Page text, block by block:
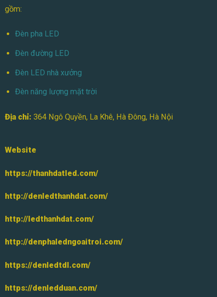
gồm:
Đèn pha LED
Đèn đường LED
Đèn LED nhà xưởng
Đèn năng lượng mặt trời
Địa chỉ: 364 Ngô Quyền, La Khê, Hà Đông, Hà Nội
Website
https://thanhdatled.com/
http://denledthanhdat.com/
http://ledthanhdat.com/
http://denphaledngoaitroi.com/
https://denledtdl.com/
https://denledduan.com/